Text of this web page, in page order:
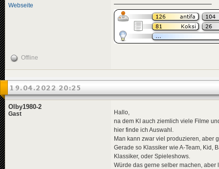
Webseite
Offline
19.04.2022 20:25
Olby1980-2
Gast
Hallo,
na dem KI auch ziemlich viele Filme
hier finde ich Auswahl.
Man kann zwar viel produzieren, aber
Gerade so Klassiker wie A-Team, Kid,
Klassiker, oder Spieleshows.
Würde das gerne selber machen, aber